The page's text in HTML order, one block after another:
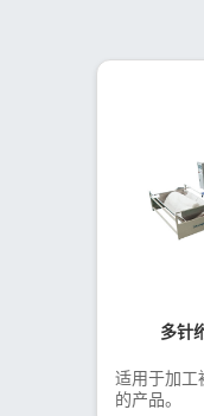
多针
适用于加工
的产品。